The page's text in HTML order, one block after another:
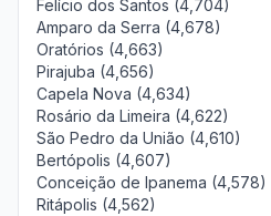
Felício dos Santos (4,704)
Amparo da Serra (4,678)
Oratórios (4,663)
Pirajuba (4,656)
Capela Nova (4,634)
Rosário da Limeira (4,622)
São Pedro da União (4,610)
Bertópolis (4,607)
Conceição de Ipanema (4,578)
Ritápolis (4,562)